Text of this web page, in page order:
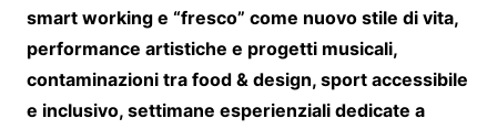
smart working e “fresco” come nuovo stile di vita,
performance artistiche e progetti musicali,
contaminazioni tra food & design, sport accessibile
e inclusivo, settimane esperienziali dedicate a